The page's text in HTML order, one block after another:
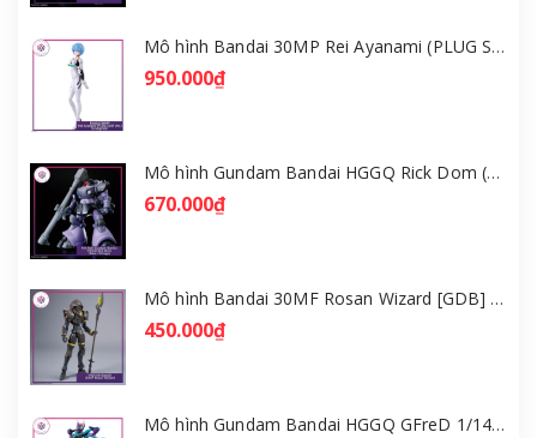
Mô hình Bandai 30MP Rei Ayanami (PLUG SUIT Ver.) – Evangelion [GDB] [30MP]
950.000₫
Mô hình Gundam Bandai HGGQ Rick Dom (Gaia / Ortega) 1/144 [GDB] [BHG]
670.000₫
Mô hình Bandai 30MF Rosan Wizard [GDB] [30MF]
450.000₫
Mô hình Gundam Bandai HGGQ GFreD 1/144 [GDB] [BHG]